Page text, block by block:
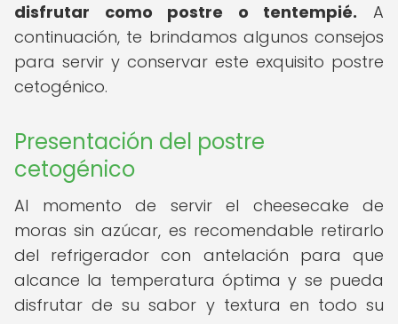
disfrutar como postre o tentempié. A
continuación, te brindamos algunos consejos
para servir y conservar este exquisito postre
cetogénico.
Presentación del postre
cetogénico
Al momento de servir el cheesecake de
moras sin azúcar, es recomendable retirarlo
del refrigerador con antelación para que
alcance la temperatura óptima y se pueda
disfrutar de su sabor y textura en todo su